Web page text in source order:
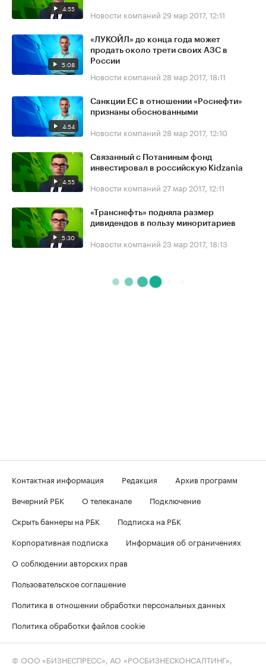
4:55 Новости компаний 29 мар 2017, 12:11
5:08
«ЛУКОЙЛ» до конца года может
продать около трети своих АЗС в
России
Новости компаний 28 мар 2017, 18:11
4:54
Санкции ЕС в отношении «Роснефти»
признаны обоснованными
Новости компаний 28 мар 2017, 12:10
4:55
Связанный с Потаниным фонд
инвестировал в российскую Kidzania
Новости компаний 27 мар 2017, 12:11
5:30
«Транснефть» подняла размер
дивидендов в пользу миноритариев
Новости компаний 23 мар 2017, 18:13
Контактная информация Редакция
Архив программ
Вечерний РБК
О телеканале
Подключение
Скрыть баннеры на РБК
Подписка на РБК
Корпоративная подписка
Информация об ограничениях
О соблюдении авторских прав
Пользовательское соглашение
Политика в отношении обработки персональных данных
Политика обработки файлов cookie
© ООО «БИЗНЕСПРЕСС», АО «РОСБИЗНЕСКОНСАЛТИНГ»,